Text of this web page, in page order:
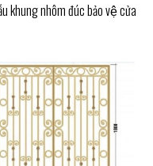
khung nhôm đúc bảo vệ cửa